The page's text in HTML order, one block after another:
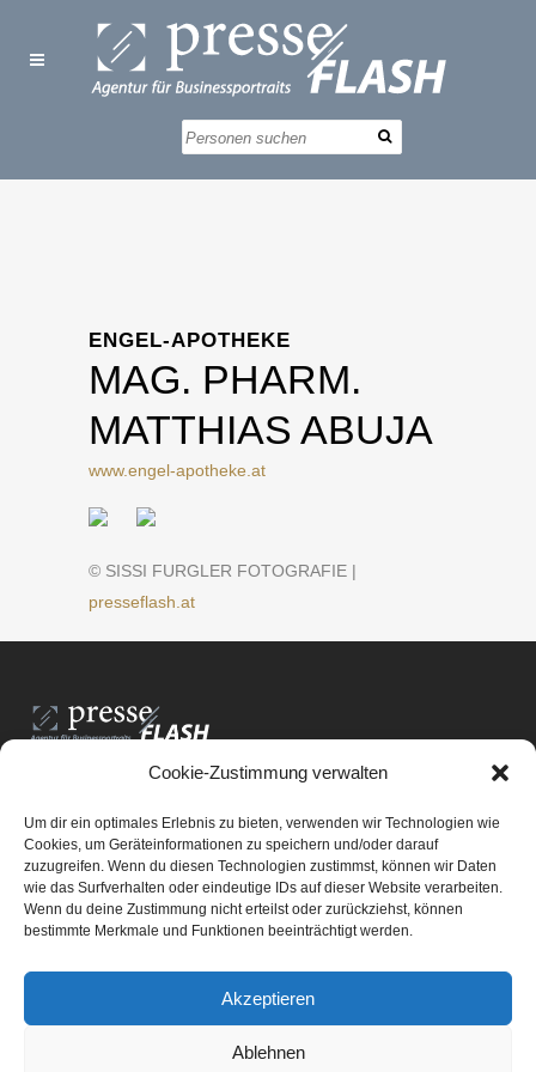
Cookie-Zustimmung verwalten
Um dir ein optimales Erlebnis zu bieten, verwenden wir Technologien wie
Cookies, um Geräteinformationen zu speichern und/oder darauf
zuzugreifen. Wenn du diesen Technologien zustimmst, können wir Daten
wie das Surfverhalten oder eindeutige IDs auf dieser Website verarbeiten.
Wenn du deine Zustimmung nicht erteilst oder zurückziehst, können
bestimmte Merkmale und Funktionen beeinträchtigt werden.
Akzeptieren
Ablehnen
ENGEL-APOTHEKE
MAG. PHARM.
MATTHIAS ABUJA
www.engel-apotheke.at
© SISSI FURGLER FOTOGRAFIE |
presseflash.at
PresseFlash e.U.
8061 St. Radegund bei Graz
E-Mail-Adresse:office@presseflash.at
UID-Nr. ATU 69512805